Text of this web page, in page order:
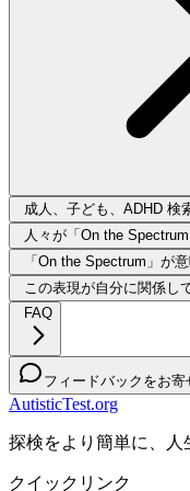
成人、子ども、ADHD 検
人々が「On the
「On the Spectrum」が
この表現が自分に関係し
FAQ
フィードバックをお寄
AutisticTest.org
探検をより簡単に、人
クイックリンク